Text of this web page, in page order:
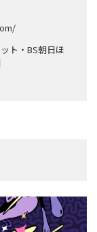
ト・BS朝日ほ